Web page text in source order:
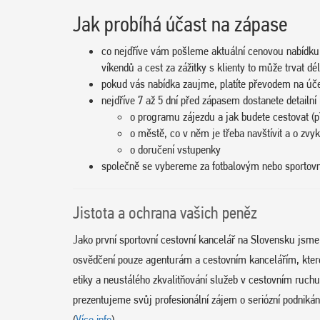
Jak probíhá účast na zápase
co nejdříve vám pošleme aktuální cenovou
víkendů a cest za zážitky s klienty to může trvat
pokud vás nabídka zaujme, platíte převodem na
nejdříve 7 až 5 dní před zápasem dostanete
o programu zájezdu a jak budete cestovat
o městě, co v něm je třeba navštívit a o
o doručení vstupenky
společně se vybereme za fotbalovým nebo
Jistota a ochrana vašich peněz
Jako první sportovní cestovní kancelář na Slovensku
osvědčení pouze agenturám a cestovním kancelářím,
etiky a neustálého zkvalitňování služeb v cestovním
prezentujeme svůj profesionální zájem o seriózní